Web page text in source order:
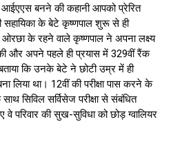
बनने की कहानी आपको प्रेरित
के बेटे कृष्णपाल शुरू से ही
ओरछा के रहने वाले कृष्णपाल ने अपना लक्ष्य
और अपने पहले ही प्रयास में 329वीं रैंक
कि उनके बेटे ने छोटी उम्र में ही
लिया था। 12वीं की परीक्षा पास करने के
सिविल सर्विसेज परीक्षा से संबंधित
परिवार की सुख-सुविधा को छोड़ ग्वालियर